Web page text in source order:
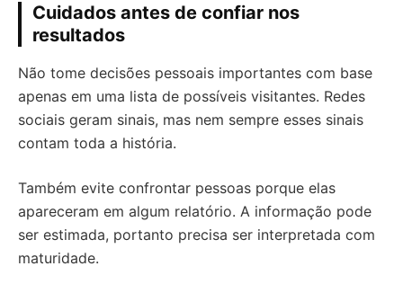
Cuidados antes de confiar nos
resultados
Não tome decisões pessoais importantes com base
apenas em uma lista de possíveis visitantes. Redes
sociais geram sinais, mas nem sempre esses sinais
contam toda a história.
Também evite confrontar pessoas porque elas
apareceram em algum relatório. A informação pode
ser estimada, portanto precisa ser interpretada com
maturidade.